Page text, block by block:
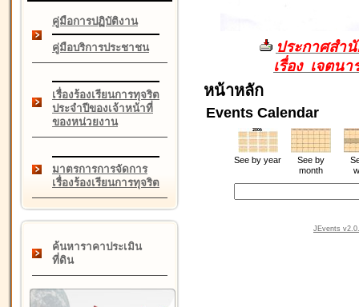
คู่มือการปฏิบัติงาน
คู่มือบริการประชาชน
เรื่องร้องเรียนการทุจริต
ประจำปีของเจ้าหน้าที่
ของหน่วยงาน
มาตรการการจัดการ
เรื่องร้องเรียนการทุจริต
ค้นหาราคาประเมิน
ที่ดิน
ประกาศสำ
เรื่อง เจตน
หน้าหลัก
Events Calendar
See by year
See by
month
JEvents